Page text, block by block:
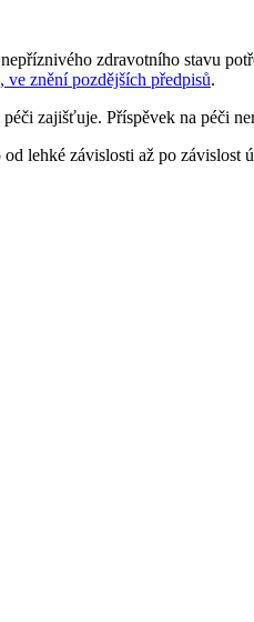
zdravotního stavu
ve znění pozdějších předpisů.
zajišťuje. Příspěvek na péči
lehké závislosti až po závislost